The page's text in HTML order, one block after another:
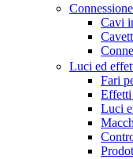
Cavi
Luci ed
Fari
Luci